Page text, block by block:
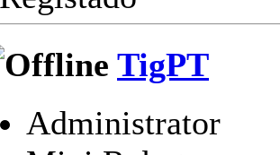
TigPT
Administrator